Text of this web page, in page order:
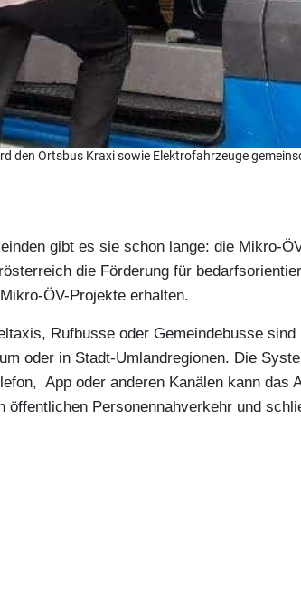
den Ortsbus Kraxi sowie Elektrofahrzeuge
gibt es sie schon lange: die Mikro-
die Förderung für
ÖV-Projekte erhalten.
Rufbusse oder Gemeindebusse
oder in Stadt-Umlandregionen. Die
App oder anderen Kanälen kann das
öffentlichen Personennahverkehr und